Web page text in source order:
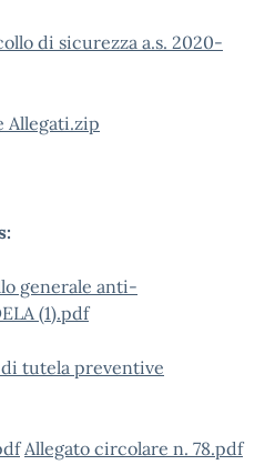
di sicurezza a.s. 2020-
Allegati.zip
generale anti-
(1).pdf
tutela preventive
Allegato circolare n. 78.pdf